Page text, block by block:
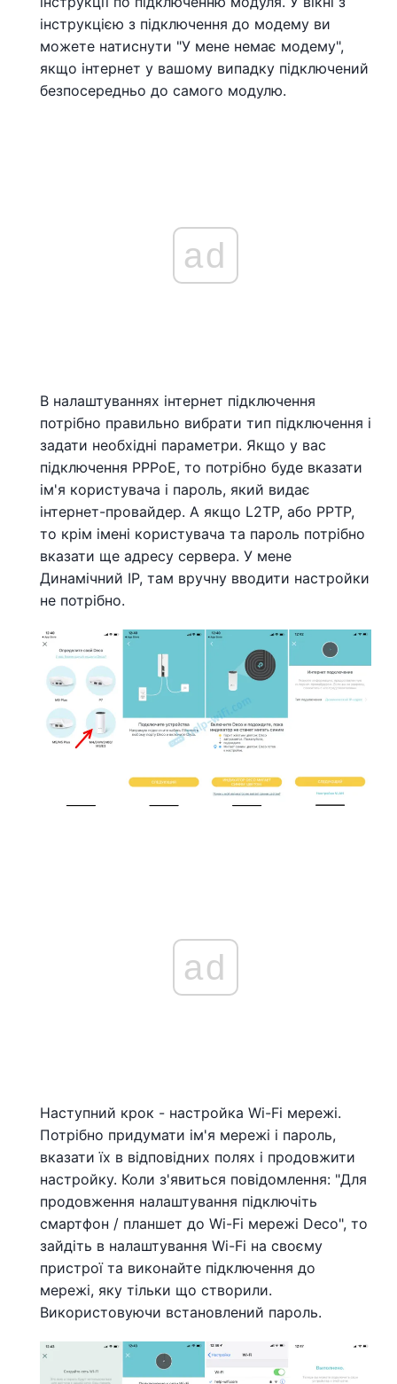
інструкцією з підключення до модему ви
можете натиснути "У мене немає модему",
якщо інтернет у вашому випадку підключений
безпосередньо до самого модулю.
ad
В налаштуваннях інтернет підключення
потрібно правильно вибрати тип підключення і
задати необхідні параметри. Якщо у вас
підключення PPPoE, то потрібно буде вказати
ім'я користувача і пароль, який видає
інтернет-провайдер. А якщо L2TP, або PPTP,
то крім імені користувача та пароль потрібно
вказати ще адресу сервера. У мене
Динамічний IP, там вручну вводити настройки
не потрібно.
ad
Наступний крок - настройка Wi-Fi мережі.
Потрібно придумати ім'я мережі і пароль,
вказати їх в відповідних полях і продовжити
настройку. Коли з'явиться повідомлення: "Для
продовження налаштування підключіть
смартфон / планшет до Wi-Fi мережі Deco", то
зайдіть в налаштування Wi-Fi на своєму
пристрої та виконайте підключення до
мережі, яку тільки що створили.
Використовуючи встановлений пароль.